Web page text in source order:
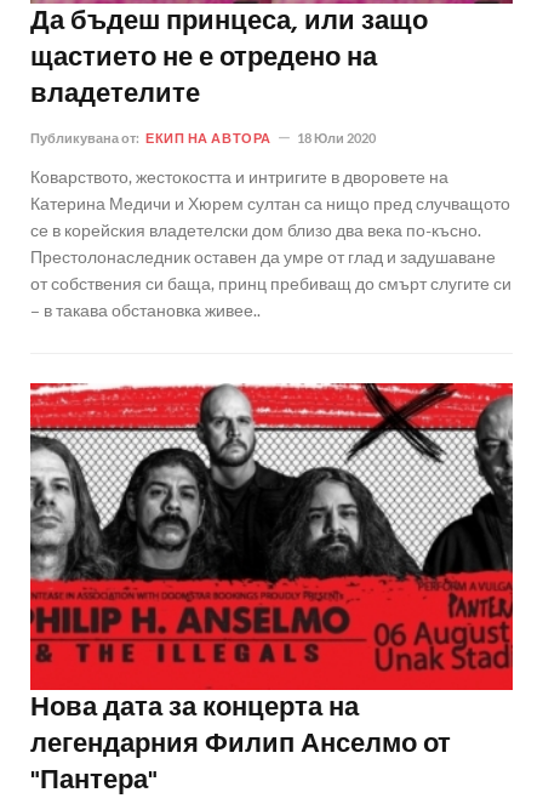
Да бъдеш принцеса, или защо
щастието не е отредено на
владетелите
Публикувана от: ЕКИП НА АВТОРА 18 Юли 2020
Коварството, жестокостта и интригите в дворовете на
Катерина Медичи и Хюрем султан са нищо пред случващото
се в корейския владетелски дом близо два века по-късно.
Престолонаследник оставен да умре от глад и задушаване
от собствения си баща, принц пребиващ до смърт слугите си
– в такава обстановка живее..
Нова дата за концерта на
легендарния Филип Анселмо от
"Пантера"